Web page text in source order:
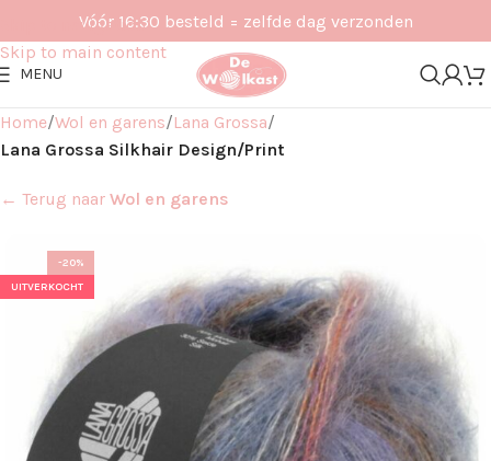
Skip to navigation
Skip to main content
Vóór 16:30 besteld = zelfde dag verzonden
MENU
Home Wol en garens Lana Grossa
Lana Grossa Silkhair Design/Print
← Terug naar Wol en garens
-20%
UITVERKOCHT